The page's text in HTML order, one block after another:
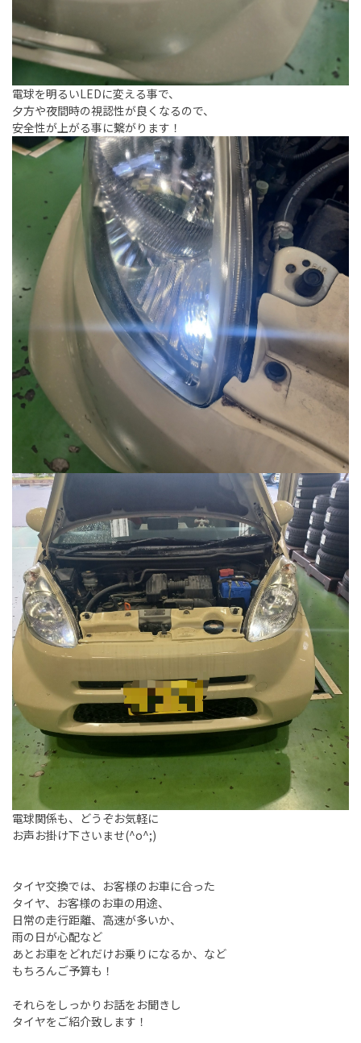
電球を明るいLEDに変える事で、
夕方や夜間時の視認性が良くなるので、
安全性が上がる事に繋がります！
電球関係も、どうぞお気軽に
お声お掛け下さいませ(^o^;)
タイヤ交換では、お客様のお車に合った
タイヤ、お客様のお車の用途、
日常の走行距離、高速が多いか、
雨の日が心配など
あとお車をどれだけお乗りになるか、など
もちろんご予算も！
それらをしっかりお話をお聞きし
タイヤをご紹介致します！